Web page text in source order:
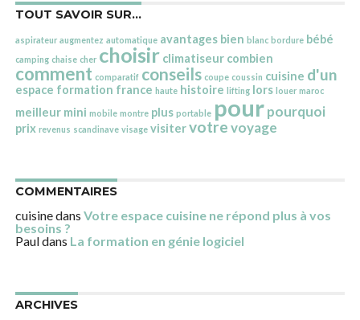
TOUT SAVOIR SUR…
aspirateur augmentez automatique avantages bien blanc bordure bébé
camping chaise cher choisir climatiseur combien
comment comparatif conseils coupe coussin cuisine d'un
espace formation france haute histoire lifting lors louer maroc
meilleur mini mobile montre plus portable pour pourquoi
prix revenus scandinave visage visitervotrevoyage
COMMENTAIRES
cuisinedans Votre espace cuisine ne répond plus à vos
besoins ?
Pauldans La formation en génie logiciel
ARCHIVES